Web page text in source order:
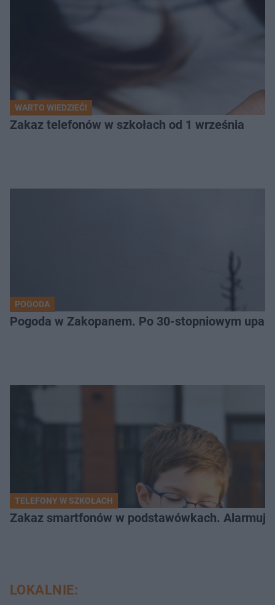
WARTO WIEDZIEĆ!
Zakaz telefonów w szkołach od 1 września
POGODA
Pogoda w Zakopanem. Po 30-stopniowym
TELEFONY W SZKOŁACH
Zakaz smartfonów w podstawówkach.
LOKALNIE: